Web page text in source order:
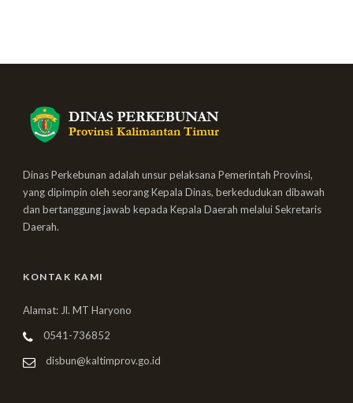
Dinas Perkebunan adalah unsur pelaksana Pemerintah Provinsi,
yang dipimpin oleh seorang Kepala Dinas, berkedudukan dibawah
dan bertanggung jawab kepada Kepala Daerah melalui Sekretaris
Daerah.
KONTAK KAMI
Alamat: Jl. MT Haryono
0541-736852
disbun@kaltimprov.go.id